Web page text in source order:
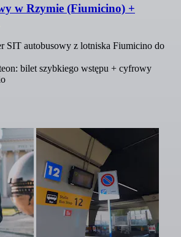
w Rzymie (Fiumicino) +
SIT autobusowy z lotniska Fiumicino do
bilet szybkiego wstępu + cyfrowy